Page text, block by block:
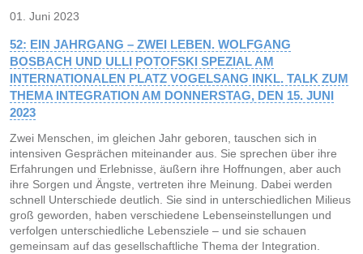
01. Juni 2023
52: EIN JAHRGANG – ZWEI LEBEN. WOLFGANG
BOSBACH UND ULLI POTOFSKI SPEZIAL AM
INTERNATIONALEN PLATZ VOGELSANG INKL. TALK ZUM
THEMA INTEGRATION AM DONNERSTAG, DEN 15. JUNI
2023
Zwei Menschen, im gleichen Jahr geboren, tauschen sich in
intensiven Gesprächen miteinander aus. Sie sprechen über ihre
Erfahrungen und Erlebnisse, äußern ihre Hoffnungen, aber auch
ihre Sorgen und Ängste, vertreten ihre Meinung. Dabei werden
schnell Unterschiede deutlich. Sie sind in unterschiedlichen Milieus
groß geworden, haben verschiedene Lebens­einstellungen und
verfolgen unterschiedliche Lebensziele – und sie schauen
gemeinsam auf das gesellschaftliche Thema der Integration.